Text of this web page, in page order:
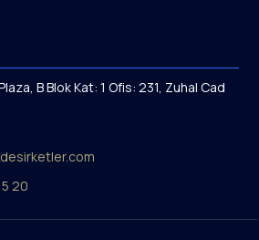
B Blok Kat: 1 Ofis: 231, Zuhal Cad
20